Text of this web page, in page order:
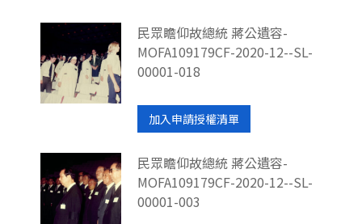
民眾瞻仰故總統 蔣公遺容-
MOFA109179CF-2020-12--SL-
00001-018
加入申請授權清單
民眾瞻仰故總統 蔣公遺容-
MOFA109179CF-2020-12--SL-
00001-003